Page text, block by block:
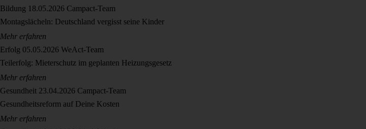
Bildung 18.05.2026 Campact-Team
Montagslächeln: Deutschland vergisst seine Kinder
Mehr erfahren
Erfolg 05.05.2026 WeAct-Team
Teilerfolg: Mieterschutz im geplanten Heizungsgesetz
Mehr erfahren
Gesundheit 23.04.2026 Campact-Team
Gesundheitsreform auf Deine Kosten
Mehr erfahren